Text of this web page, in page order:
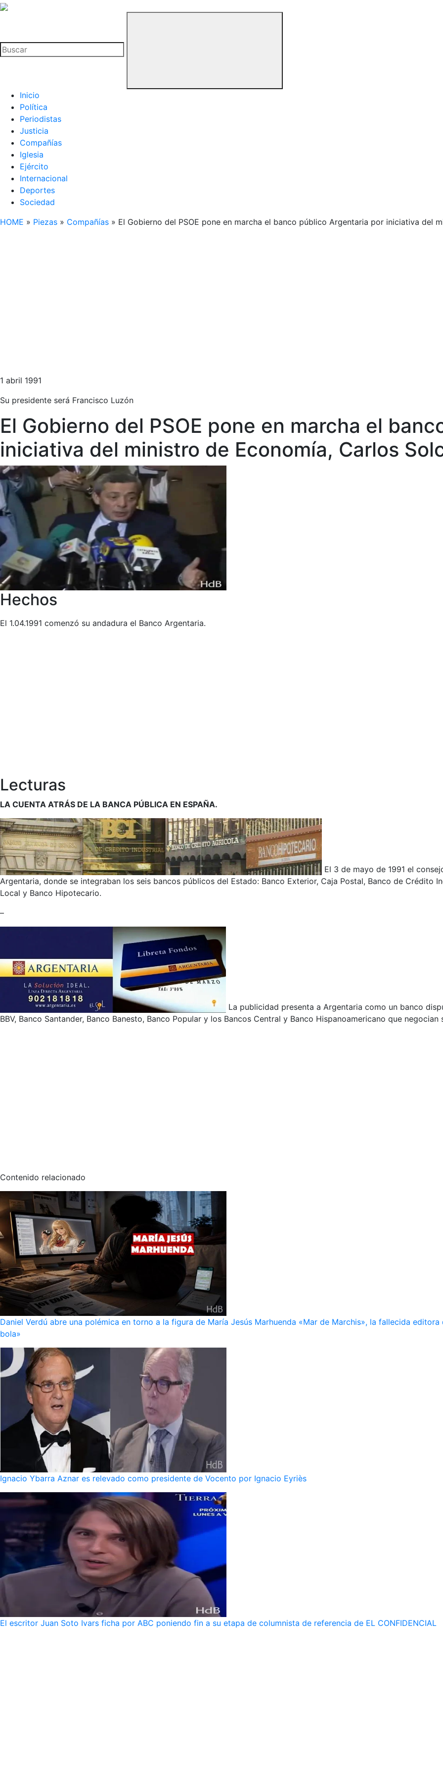
La
Buitre
Inicio
Política
Periodistas
Justicia
Compañías
Iglesia
Ejército
Internacional
Deportes
Sociedad
HOME » Piezas » Compañías » El Gobierno del PSOE pone en marcha el banco público Argentaria por iniciativa del
1 abril 1991
Su presidente será Francisco Luzón
El Gobierno del PSOE pone en marcha el
iniciativa del ministro de Economía, Carlos
Hechos
El 1.04.1991 comenzó su andadura el Banco Argentaria.
Lecturas
LA CUENTA ATRÁS DE LA BANCA PÚBLICA EN ESPAÑA.
El 3 de mayo de 1991 el
Argentaria, donde se integraban los seis bancos públicos del Estado: Banco Exterior, Caja Postal, Banco de Crédito
Local y Banco Hipotecario.
–
La publicidad presenta a Argentaria como un banco
BBV, Banco Santander, Banco Banesto, Banco Popular y los Bancos Central y Banco Hispanoamericano que
Contenido relacionado
Daniel Verdú abre una polémica en torno a la figura de María Jesús Marhuenda «Mar de Marchis», la fallecida
bola»
Ignacio Ybarra Aznar es relevado como presidente de Vocento por Ignacio Eyriès
El escritor Juan Soto Ivars ficha por ABC poniendo fin a su etapa de columnista de referencia de EL CONFIDENCIAL